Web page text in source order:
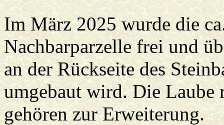
Im März 2025 wurde die
Nachbarparzelle frei und
an der Rückseite des
umgebaut wird. Die Laube
gehören zur Erweiterung.